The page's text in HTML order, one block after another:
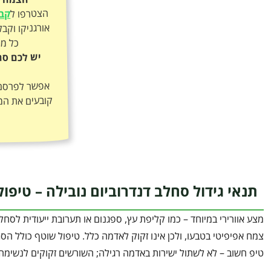
הצטרפו ל
כל
יש לכם
אפשר
קובעים את
תנאי גידול סחלב דנדרוביום נובילה –
צמח אפיפיטי בטבעו, ולכן אינו זקוק לאדמה כלל. טיפול שוטף כולל
טיפ חשוב – לא לשתול ישירות באדמה רגילה; השורשים זקוקים